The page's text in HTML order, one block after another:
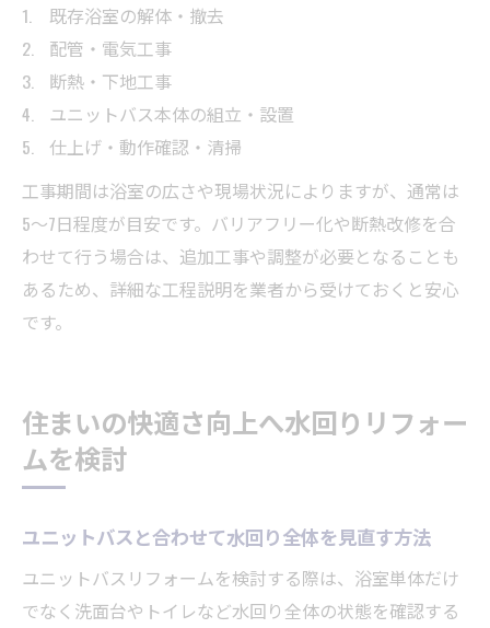
既存浴室の解体・撤去
配管・電気工事
断熱・下地工事
ユニットバス本体の組立・設置
仕上げ・動作確認・清掃
工事期間は浴室の広さや現場状況によりますが、通常は
5〜7日程度が目安です。バリアフリー化や断熱改修を合
わせて行う場合は、追加工事や調整が必要となることも
あるため、詳細な工程説明を業者から受けておくと安心
です。
住まいの快適さ向上へ水回りリフォー
ムを検討
ユニットバスと合わせて水回り全体を見直す方法
ユニットバスリフォームを検討する際は、浴室単体だけ
でなく洗面台やトイレなど水回り全体の状態を確認する